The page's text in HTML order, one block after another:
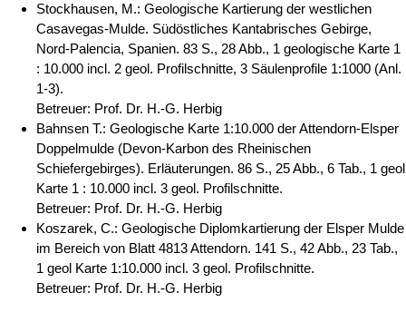
Stockhausen, M.: Geologische Kartierung der westlichen
Casavegas-Mulde. Südöstliches Kantabrisches Gebirge,
Nord-Palencia, Spanien. 83 S., 28 Abb., 1 geologische Karte 1
: 10.000 incl. 2 geol. Profilschnitte, 3 Säulenprofile 1:1000 (Anl.
1-3).
Betreuer: Prof. Dr. H.-G. Herbig
Bahnsen T.: Geologische Karte 1:10.000 der Attendorn-Elsper
Doppelmulde (Devon-Karbon des Rheinischen
Schiefergebirges). Erläuterungen. 86 S., 25 Abb., 6 Tab., 1 geol
Karte 1 : 10.000 incl. 3 geol. Profilschnitte.
Betreuer: Prof. Dr. H.-G. Herbig
Koszarek, C.: Geologische Diplomkartierung der Elsper Mulde
im Bereich von Blatt 4813 Attendorn. 141 S., 42 Abb., 23 Tab.,
1 geol Karte 1:10.000 incl. 3 geol. Profilschnitte.
Betreuer: Prof. Dr. H.-G. Herbig